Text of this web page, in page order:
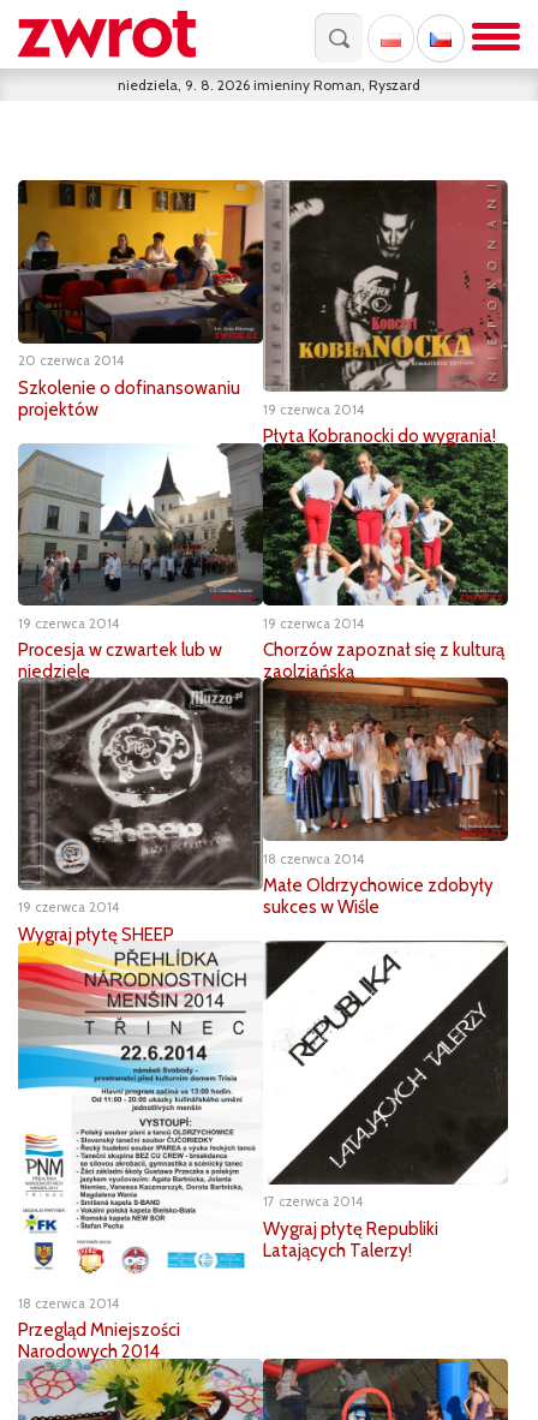
niedziela, 9. 8. 2026 imieniny Roman, Ryszard
20 czerwca 2014
Szkolenie o dofinansowaniu
projektów
19 czerwca 2014
Płyta Kobranocki do wygrania!
19 czerwca 2014
Procesja w czwartek lub w
niedzielę
19 czerwca 2014
Chorzów zapoznał się z kulturą
zaolziańską
19 czerwca 2014
Wygraj płytę SHEEP
18 czerwca 2014
Małe Oldrzychowice zdobyły
sukces w Wiśle
18 czerwca 2014
Przegląd Mniejszości
Narodowych 2014
17 czerwca 2014
Wygraj płytę Republiki
Latających Talerzy!